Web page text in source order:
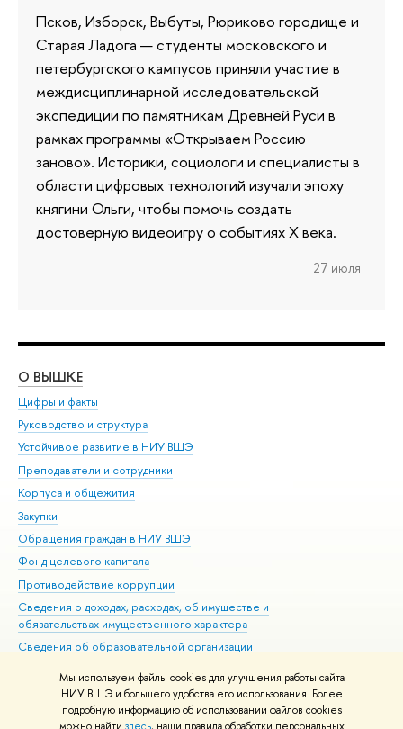
Мы используем файлы cookies для улучшения работы сайта
НИУ ВШЭ и большего удобства его использования. Более
подробную информацию об использовании файлов cookies
Псков, Изборск, Выбуты, Рюриково городище и
Старая Ладога — студенты московского и
петербургского кампусов приняли участие в
междисциплинарной исследовательской
экспедиции по памятникам Древней Руси в
рамках программы «Открываем Россию
заново». Историки, социологи и специалисты в
области цифровых технологий изучали эпоху
княгини Ольги, чтобы помочь создать
достоверную видеоигру о событиях X века.
27 июля
О ВЫШКЕ
Цифры и факты
Руководство и структура
Устойчивое развитие в НИУ ВШЭ
Преподаватели и сотрудники
Корпуса и общежития
Закупки
Обращения граждан в НИУ ВШЭ
Фонд целевого капитала
Противодействие коррупции
Сведения о доходах, расходах, об имуществе и
обязательствах имущественного характера
Сведения об образовательной организации
Людям с ограниченными возможностями здоровья
Единая платежная страница
Работа в Вышке